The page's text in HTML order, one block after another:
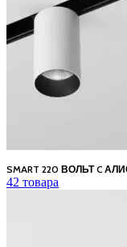
SMART 220 ВОЛЬТ C
42 товара